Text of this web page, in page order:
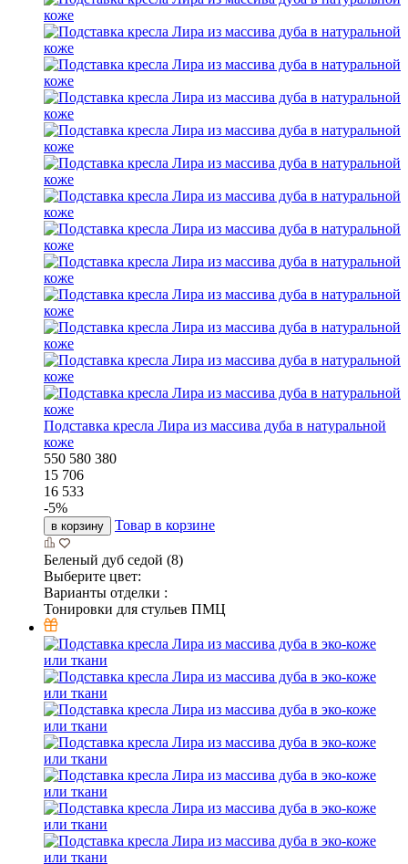
Подставка кресла Лира из массива дуба в натуральной
коже
550 580 380
15 706
16 533
-5%
в корзину Товар в корзине
Беленый дуб седой (8)
Выберите цвет:
Варианты отделки :
Тонировки для стульев ПМЦ